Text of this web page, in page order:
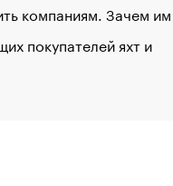
компаниям. Зачем
покупателей яхт и